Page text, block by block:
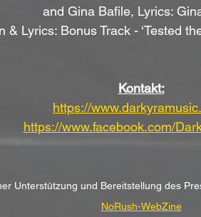
and Gina Bafile, Lyrics:
& Lyrics: Bonus Track - ‘Tested
Kontakt:
https://
https://www.facebook.com/
Unterstützung und Bereitstellung des
NoRush-WebZine